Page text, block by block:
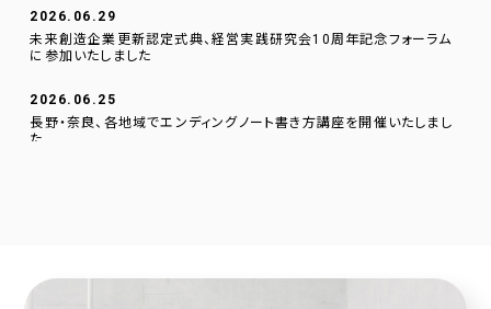
2026.06.29
未来創造企業更新認定式典、経営実践研究会10周年記念フォーラム
に参加いたしました
2026.06.25
長野・奈良、各地域でエンディングノート書き方講座を開催いたしまし
た